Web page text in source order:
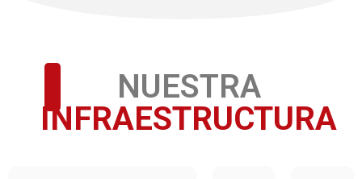
NUESTRA
INFRAESTRUCTURA